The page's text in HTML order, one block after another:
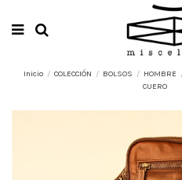
Inicio COLECCIÓN BOLSOS HOMBRE
CUERO